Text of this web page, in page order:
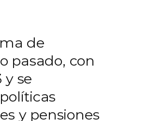
de
pasado, con
se
y pensiones